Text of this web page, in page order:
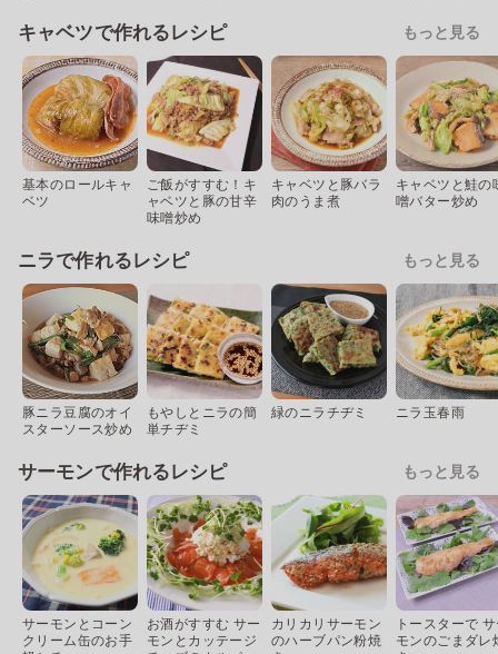
キャベツで作れるレシピ もっと見る
基本のロールキャ
ベツ
ご飯がすすむ！キ
ャベツと豚の甘辛
味噌炒め
キャベツと豚バラ
肉のうま煮
キャベツと鮭の
噌バター炒め
ニラで作れるレシピ もっと見る
豚ニラ豆腐のオイ
スターソース炒め
もやしとニラの簡
単チヂミ
緑のニラチヂミ ニラ玉春雨
サーモンで作れるレシピ もっと見る
サーモンとコーン
クリーム缶のお手
お酒がすすむ サー
モンとカッテージ
カリカリサーモン
のハーブパン粉焼
トースターで
モンのごまダレ